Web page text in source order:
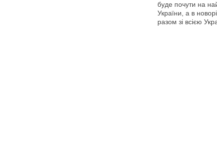
буде почути на
України, а в
разом зі всією